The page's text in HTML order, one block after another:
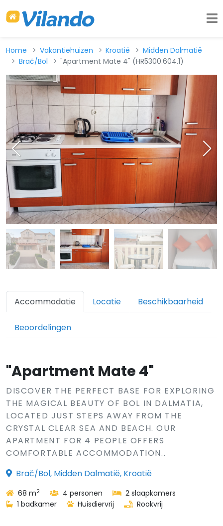
Home Vakantiehuizen Kroatië
Midden Dalmatië
Brač/Bol
"Apartment Mate 4" (HR5300.604.1)
Accommodatie Locatie Beschikbaarheid
Beoordelingen
"Apartment Mate 4"
DISCOVER THE PERFECT BASE FOR EXPLORING
THE MAGICAL BEAUTY OF BOL IN DALMATIA,
LOCATED JUST STEPS AWAY FROM THE
CRYSTAL CLEAR SEA AND BEACH. OUR
APARTMENT FOR 4 PEOPLE OFFERS
COMFORTABLE ACCOMMODATION..
Brač/Bol, Midden Dalmatië, Kroatië
68 m2 4 personen
2 slaapkamers
1 badkamer
Huisdiervrij Rookvrij